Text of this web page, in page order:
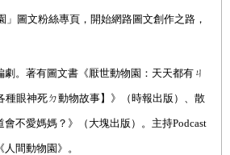
」圖文粉絲專頁，開始網路圖文創作之路，
。著有圖文書《厭世動物園：天天都有ㄐ
種眼神死ㄉ動物故事】》（時報出版）、散
會不愛媽媽？》（大塊出版）。主持Podcast
間動物園》。